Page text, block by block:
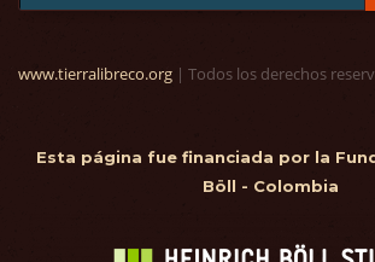
www.tierralibreco.org | Todos los derechos
Esta página fue financiada por la
Böll - Colombia